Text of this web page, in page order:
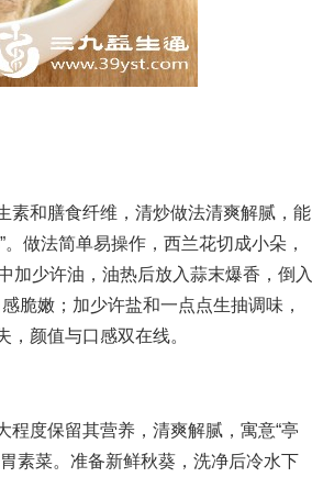
和膳食纤维，清炒做法清爽解腻，能
做法简单易操作，西兰花切成小朵，
加少许油，油热后放入蒜末爆香，倒入
脆嫩；加少许盐和一点点生抽调味，
颜值与口感双在线。
度保留其营养，清爽解腻，寓意“亭
素菜。准备新鲜秋葵，洗净后冷水下